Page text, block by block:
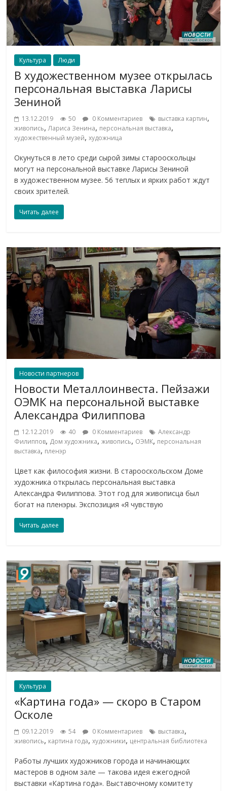
Культура Люди
В художественном музее открылась
персональная выставка Ларисы
Зениной
13.12.2019 50 0 Комментариев выставка картин,
живопись,Лариса Зенина, персональная выставка,
художественный музей,художница
Окунуться в лето среди сырой зимы старооскольцы
могут на персональной выставке Ларисы Зениной
в художественном музее. 56 теплых и ярких работ ждут
своих зрителей.
Читать далее
Новости партнеров
Новости Металлоинвеста. Пейзажи
ОЭМК на персональной выставке
Александра Филиппова
12.12.2019 40 0 Комментариев
Александр
Филиппов, Дом художника,живопись, ОЭМК, персональная
выставка, пленэр
Цвет как философия жизни. В старооскольском Доме
художника открылась персональная выставка
Александра Филиппова. Этот год для живописца был
богат на пленэры. Экспозиция «Я чувствую
Читать далее
Культура
«Картина года» — скоро в Старом
Осколе
09.12.2019 54 0 Комментариев выставка,
живопись, картина года,художники, центральная библиотека
Работы лучших художников города и начинающих
мастеров в одном зале — такова идея ежегодной
выставки «Картина года». Выставочному комитету